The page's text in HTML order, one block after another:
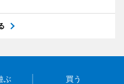
ぶ 買う